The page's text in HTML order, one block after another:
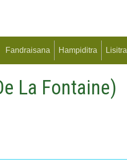
Fandraisana Hampiditra Lisitra
La Fontaine)